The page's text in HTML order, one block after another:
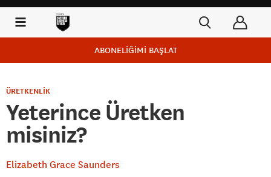
ABONELİĞİMİ BAŞLAT
ÜRETKENLİK
Yeterince Üretken
misiniz?
Elizabeth Grace Saunders